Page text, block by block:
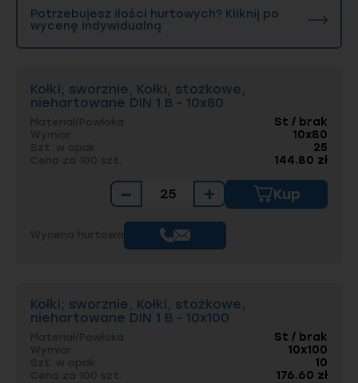
Potrzebujesz ilości hurtowych? Kliknij po
wycenę indywidualną
Kołki; sworznie, Kołki, stożkowe,
niehartowane DIN 1 B - 10x80
St / brak
10x80
25
144.80 zł
− + Kup
Kołki; sworznie, Kołki, stożkowe,
niehartowane DIN 1 B - 10x100
St / brak
10x100
10
176.60 zł